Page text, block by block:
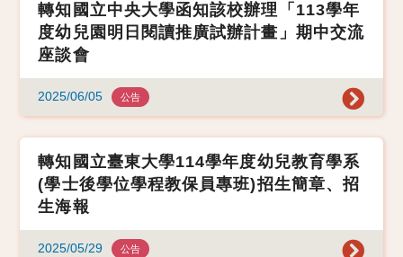
轉知國立中央大學函知該校辦理「113學年
度幼兒園明日閱讀推廣試辦計畫」期中交流
座談會
2025/06/05 公告
轉知國立臺東大學114學年度幼兒教育學系
(學士後學位學程教保員專班)招生簡章、招
生海報
2025/05/29 公告